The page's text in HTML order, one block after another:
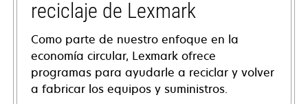
reciclaje de Lexmark
Como parte de nuestro enfoque en la
economía circular, Lexmark ofrece
programas para ayudarle a reciclar y volver
a fabricar los equipos y suministros.